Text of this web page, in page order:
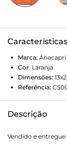
Características
Marca: Anacapri
Cor: Laranja
Dimensões:
Referência:
Descrição
duas alças
Vendido e